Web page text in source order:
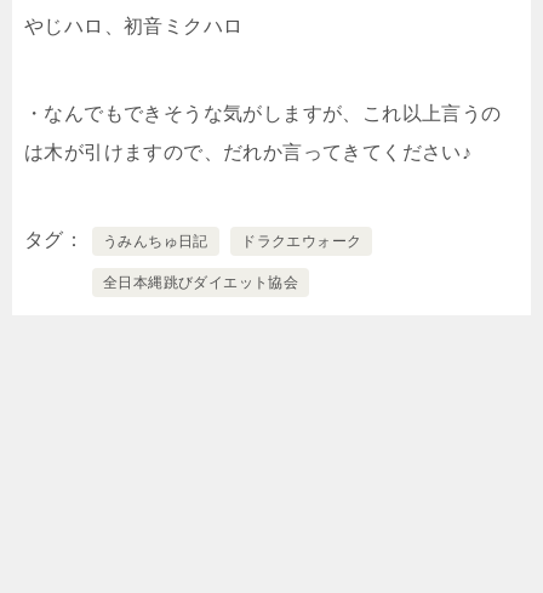
やじハロ、初音ミクハロ
・なんでもできそうな気がしますが、これ以上言うの
は木が引けますので、だれか言ってきてください♪
タグ うみんちゅ日記 ドラクエウォーク
全日本縄跳びダイエット協会